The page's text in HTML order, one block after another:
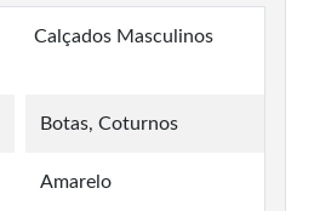
Calçados Masculinos
Botas, Coturnos
Amarelo